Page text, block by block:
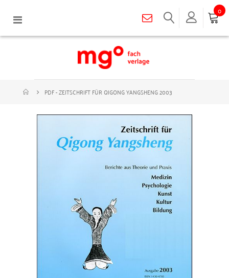
Navigation
0
PDF - ZEITSCHRIFT FÜR QIGONG YANGSHENG 2003